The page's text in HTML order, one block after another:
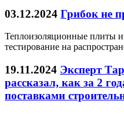
03.12.2024 Грибок не
Теплоизоляционные плиты
тестирование на
19.11.2024 Эксперт
рассказал, как за 2
поставками